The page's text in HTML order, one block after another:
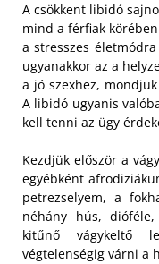
A csökkent libidó
mind a férfiak
a stresszes
ugyanakkor az a
a jó szexhez,
A libidó ugyanis
kell tenni az ügy
Kezdjük először a
egyébként
petrezselyem, a
néhány hús,
kitűnő vágykeltő
végtelenségig várni a